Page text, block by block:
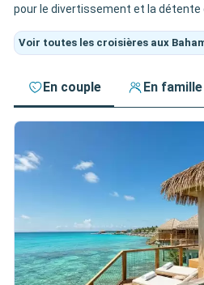
pour le divertissement et la détente
Voir toutes les croisières aux
En couple En famille